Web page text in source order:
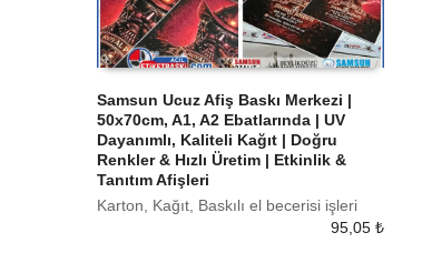
SEPETE EKLE
Samsun Ucuz Afiş Baskı Merkezi |
50x70cm, A1, A2 Ebatlarında | UV
Dayanımlı, Kaliteli Kağıt | Doğru
Renkler & Hızlı Üretim | Etkinlik &
Tanıtım Afişleri
Karton, Kağıt, Baskılı el becerisi işleri
95,05 ₺